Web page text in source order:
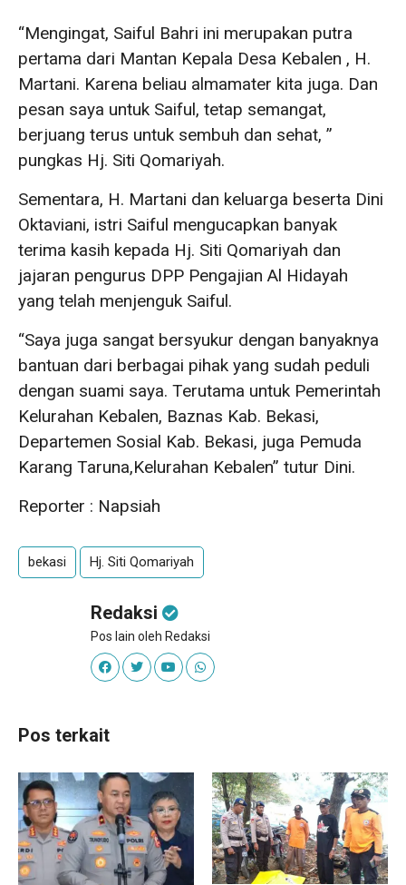
“Mengingat, Saiful Bahri ini merupakan putra
pertama dari Mantan Kepala Desa Kebalen , H.
Martani. Karena beliau almamater kita juga. Dan
pesan saya untuk Saiful, tetap semangat,
berjuang terus untuk sembuh dan sehat, ”
pungkas Hj. Siti Qomariyah.
Sementara, H. Martani dan keluarga beserta Dini
Oktaviani, istri Saiful mengucapkan banyak
terima kasih kepada Hj. Siti Qomariyah dan
jajaran pengurus DPP Pengajian Al Hidayah
yang telah menjenguk Saiful.
“Saya juga sangat bersyukur dengan banyaknya
bantuan dari berbagai pihak yang sudah peduli
dengan suami saya. Terutama untuk Pemerintah
Kelurahan Kebalen, Baznas Kab. Bekasi,
Departemen Sosial Kab. Bekasi, juga Pemuda
Karang Taruna,Kelurahan Kebalen” tutur Dini.
Reporter : Napsiah
bekasi Hj. Siti Qomariyah
Redaksi
Pos lain oleh Redaksi
Pos terkait